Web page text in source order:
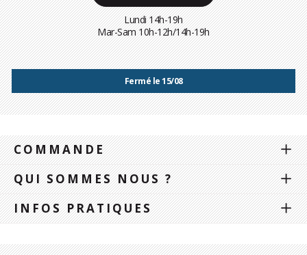
Lundi 14h-19h
Mar-Sam 10h-12h/14h-19h
Fermé le 15/08
COMMANDE
QUI SOMMES NOUS ?
INFOS PRATIQUES